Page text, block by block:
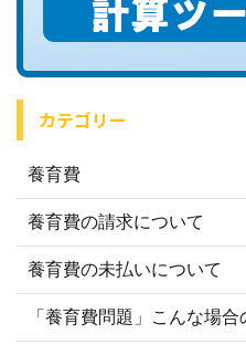
カテゴリー
養育費
養育費の請求について
養育費の未払いについて
「養育費問題」こんな場